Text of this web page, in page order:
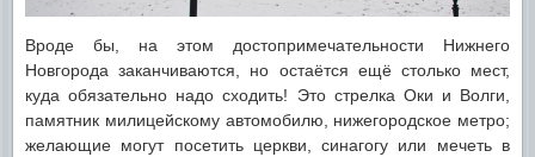
Вроде бы, на этом достопримечательности Нижнего
Новгорода заканчиваются, но остаётся ещё столько мест,
куда обязательно надо сходить! Это стрелка Оки и Волги,
памятник милицейскому автомобилю, нижегородское метро;
желающие могут посетить церкви, синагогу или мечеть в